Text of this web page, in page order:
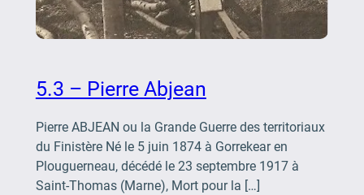
5.3 – Pierre Abjean
Pierre ABJEAN ou la Grande Guerre des territoriaux
du Finistère Né le 5 juin 1874 à Gorrekear en
Plouguerneau, décédé le 23 septembre 1917 à
Saint-Thomas (Marne), Mort pour la […]